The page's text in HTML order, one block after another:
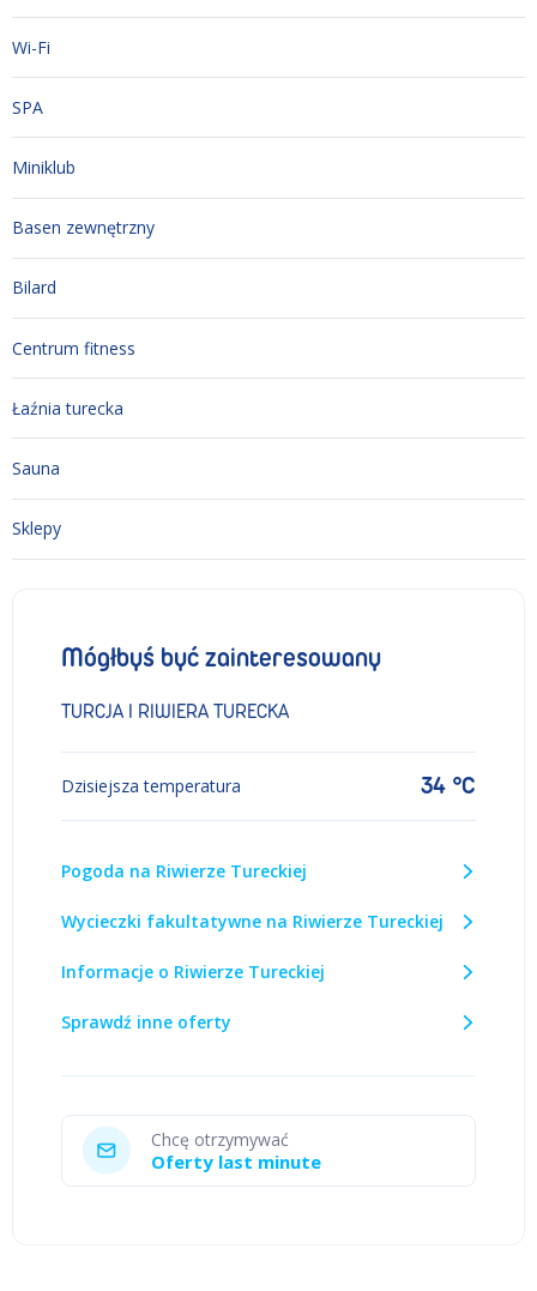
Wi-Fi
SPA
Miniklub
Basen zewnętrzny
Bilard
Centrum fitness
Łaźnia turecka
Sauna
Sklepy
Mógłbyś być zainteresowany
TURCJA I RIWIERA TURECKA
Dzisiejsza temperatura 34 °C
Pogoda na Riwierze Tureckiej
Wycieczki fakultatywne na Riwierze Tureckiej
Informacje o Riwierze Tureckiej
Sprawdź inne oferty
Chcę otrzymywać
Oferty last minute